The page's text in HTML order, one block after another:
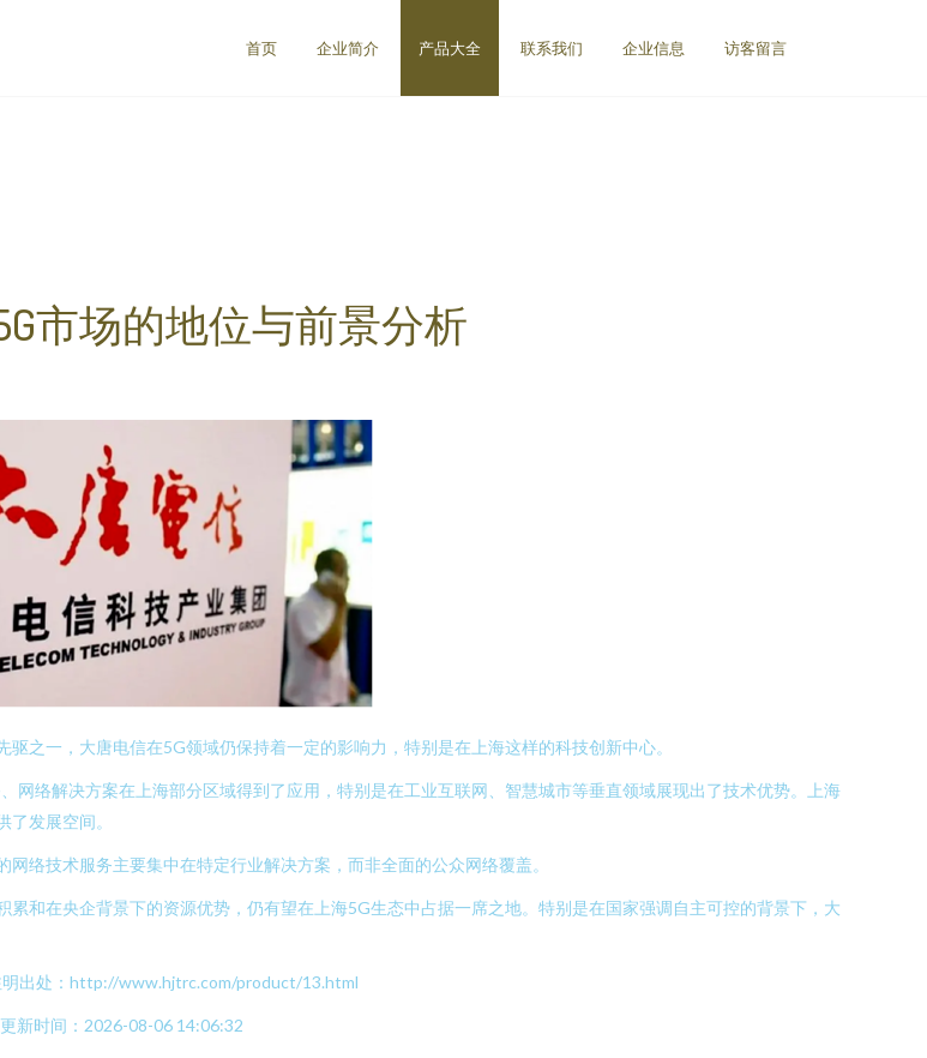
首页 企业简介 产品大全 联系我们 企业信息 访客留言
市场的地位与前景分析
之一，大唐电信在5G领域仍保持着一定的影响力，特别是在上海这样的科技创新中心。
络解决方案在上海部分区域得到了应用，特别是在工业互联网、智慧城市等垂直领域展现出了技术优势。上海
发展空间。
络技术服务主要集中在特定行业解决方案，而非全面的公众网络覆盖。
和在央企背景下的资源优势，仍有望在上海5G生态中占据一席之地。特别是在国家强调自主可控的背景下，大
明出处：http://www.hjtrc.com/product/13.html
更新时间：2026-08-06 14:06:32